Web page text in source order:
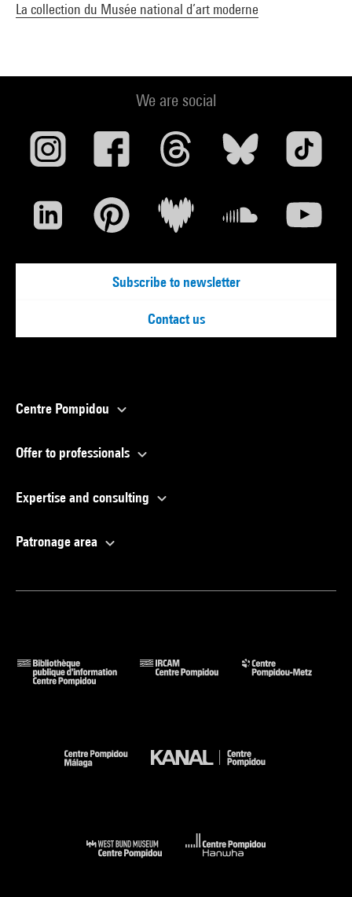
La collection du Musée national d’art moderne
We are social
Subscribe to newsletter
Contact us
Centre Pompidou
Offer to professionals
Expertise and consulting
Patronage area